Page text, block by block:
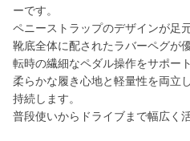
ーです。
ペニーストラップのデザインが足
靴底全体に配されたラバーペグが
転時の繊細なペダル操作をサポー
柔らかな履き心地と軽量性を両立
持続します。
普段使いからドライブまで幅広く